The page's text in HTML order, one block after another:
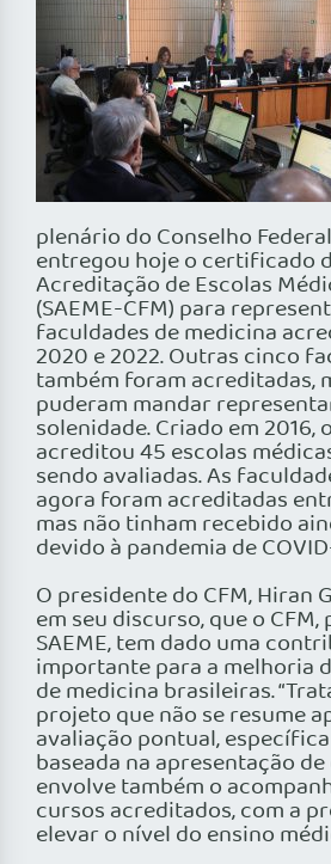
plenário do Conselho
entregou hoje o certificado
Acreditação de Escolas
(SAEME-CFM) para
faculdades de medicina
2020 e 2022. Outras cinco
também foram acreditadas,
puderam mandar
solenidade. Criado em 2016,
acreditou 45 escolas
sendo avaliadas. As
agora foram acreditadas
mas não tinham recebido
devido à pandemia de
O presidente do CFM, Hiran
em seu discurso, que o
SAEME, tem dado uma
importante para a melhoria
de medicina brasileiras.
projeto que não se resume
avaliação pontual,
baseada na apresentação
envolve também o
cursos acreditados, com a
elevar o nível do ensino